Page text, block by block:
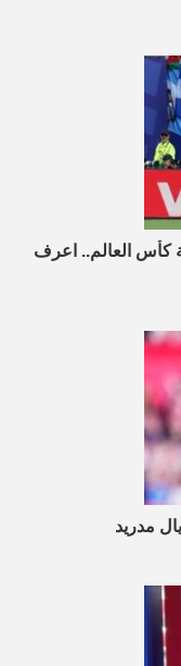
كأس العالم.. اعرف
مدريد